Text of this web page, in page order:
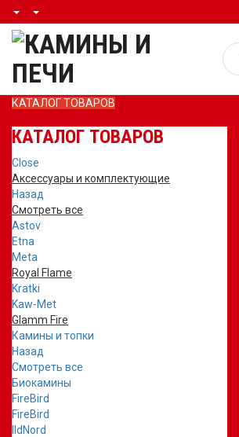
КАТАЛОГ ТОВАРОВ
КАТАЛОГ ТОВАРОВ
Close
Аксессуары и комплектующие
Назад
Смотреть все
Astov
Etna
Meta
Royal Flame
Kratki
Kaw-Met
Glamm Fire
Камины и топки
Назад
Смотреть все
Биокамины
FireBird
FireBird
IldNord